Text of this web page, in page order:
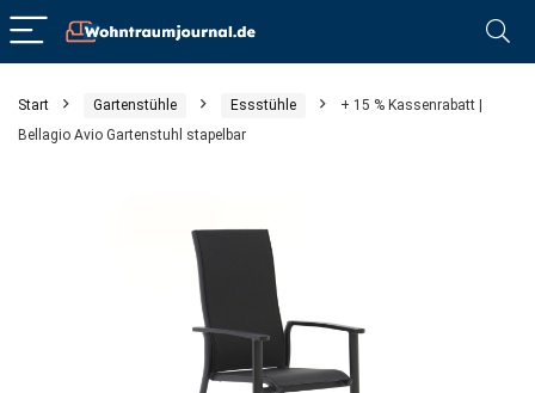
Start Gartenstühle Essstühle
+ 15 % Kassenrabatt |
Bellagio Avio Gartenstuhl stapelbar